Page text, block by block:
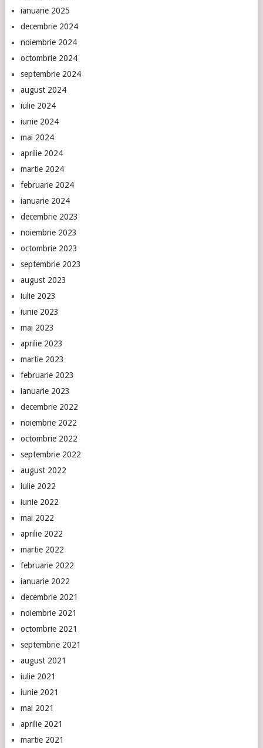
ianuarie 2025
decembrie 2024
noiembrie 2024
octombrie 2024
septembrie 2024
august 2024
iulie 2024
iunie 2024
mai 2024
aprilie 2024
martie 2024
februarie 2024
ianuarie 2024
decembrie 2023
noiembrie 2023
octombrie 2023
septembrie 2023
august 2023
iulie 2023
iunie 2023
mai 2023
aprilie 2023
martie 2023
februarie 2023
ianuarie 2023
decembrie 2022
noiembrie 2022
octombrie 2022
septembrie 2022
august 2022
iulie 2022
iunie 2022
mai 2022
aprilie 2022
martie 2022
februarie 2022
ianuarie 2022
decembrie 2021
noiembrie 2021
octombrie 2021
septembrie 2021
august 2021
iulie 2021
iunie 2021
mai 2021
aprilie 2021
martie 2021